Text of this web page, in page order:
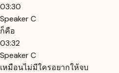
03:30
Speaker C
ก็คือ
03:32
Speaker C
เหมือนไม่มีใครอยากให้จบ